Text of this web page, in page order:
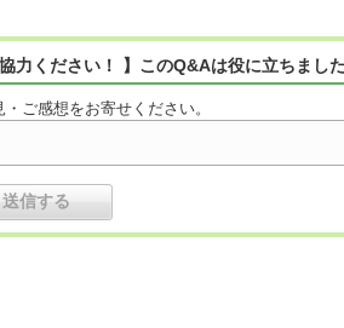
力ください！ 】このQ&Aは役に立ちまし
・ご感想をお寄せください。